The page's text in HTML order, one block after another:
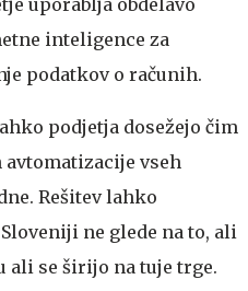
inteligence za
podatkov o računih.
podjetja dosežejo čim
vseh
Rešitev lahko
ne glede na to, ali
ali se širijo na tuje trge.